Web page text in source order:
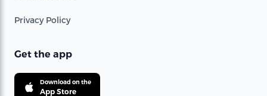
Privacy Policy
Get the app
Download on the
App Store